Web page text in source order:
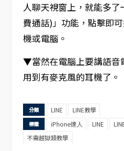
人聊天視窗上，就能多
費通話)」功能，點擊即
機或電腦。
▼當然在電腦上要講語音
用到有麥克風的耳機了。
分類 LINE LINE教學
標籤 iPhone達人 LINE
不需越獄類教學